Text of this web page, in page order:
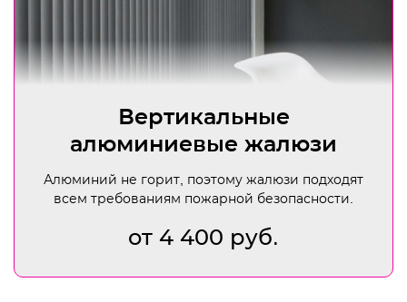
Вертикальные
алюминиевые жалюзи
Алюминий не горит, поэтому жалюзи подходят
всем требованиям пожарной безопасности.
от 4 400 руб.